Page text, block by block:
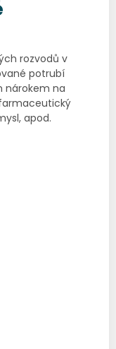
rozvodů v
potrubí
nárokem na
apod.